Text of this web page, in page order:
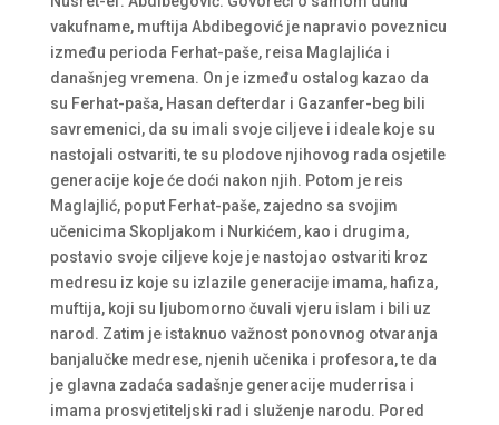
vakufname, muftija Abdibegović je napravio poveznicu
između perioda Ferhat-paše, reisa Maglajlića i
današnjeg vremena. On je između ostalog kazao da
su Ferhat-paša, Hasan defterdar i Gazanfer-beg bili
savremenici, da su imali svoje ciljeve i ideale koje su
nastojali ostvariti, te su plodove njihovog rada osjetile
generacije koje će doći nakon njih. Potom je reis
Maglajlić, poput Ferhat-paše, zajedno sa svojim
učenicima Skopljakom i Nurkićem, kao i drugima,
postavio svoje ciljeve koje je nastojao ostvariti kroz
medresu iz koje su izlazile generacije imama, hafiza,
muftija, koji su ljubomorno čuvali vjeru islam i bili uz
narod. Zatim je istaknuo važnost ponovnog otvaranja
banjalučke medrese, njenih učenika i profesora, te da
je glavna zadaća sadašnje generacije muderrisa i
imama prosvjetiteljski rad i služenje narodu. Pored